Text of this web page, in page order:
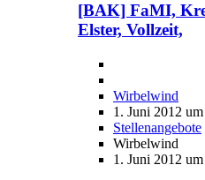
[BAK] FaMI,
Elster, Vollzeit,
Wirbelwind
1. Juni 2012
Stellenangebote
Wirbelwind
1. Juni 2012